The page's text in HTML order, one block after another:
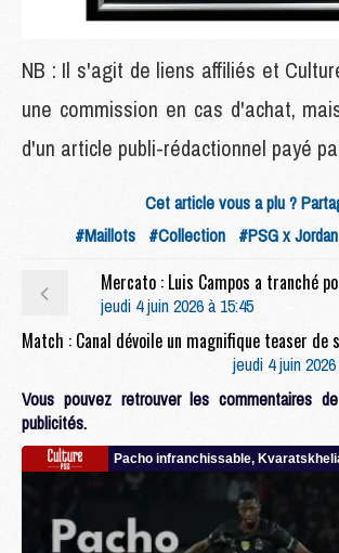
NB : Il s'agit de liens affiliés et
une commission en cas d'achat,
d'un article publi-rédactionnel payé
Cet article vous a plu ?
#Maillots #Collection #PSG x Jordan
Mercato : Luis Campos a tranché
jeudi 4 juin 2026 à 15:45
jeudi 4 juin
Vous pouvez retrouver les commentaires
publicités.